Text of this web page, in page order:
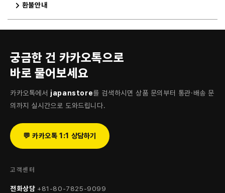
환불안내
궁금한 건 카카오톡으로
바로 물어보세요
카카오톡에서 japanstore를 검색하시면 상품 문의부터 통관·배송 문
의까지 실시간으로 도와드립니다.
💬 카카오톡 1:1 상담하기
고객센터
전화상담 +81-80-7825-9099